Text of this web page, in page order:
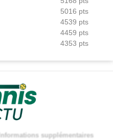
5016 pts
4539 pts
4459 pts
4353 pts
Informations supplémentaires